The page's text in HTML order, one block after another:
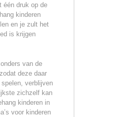
één druk op de
kinderen
en je zult het
is krijgen
van de
deze daar
verblijven
zichzelf kan
kinderen in
voor kinderen